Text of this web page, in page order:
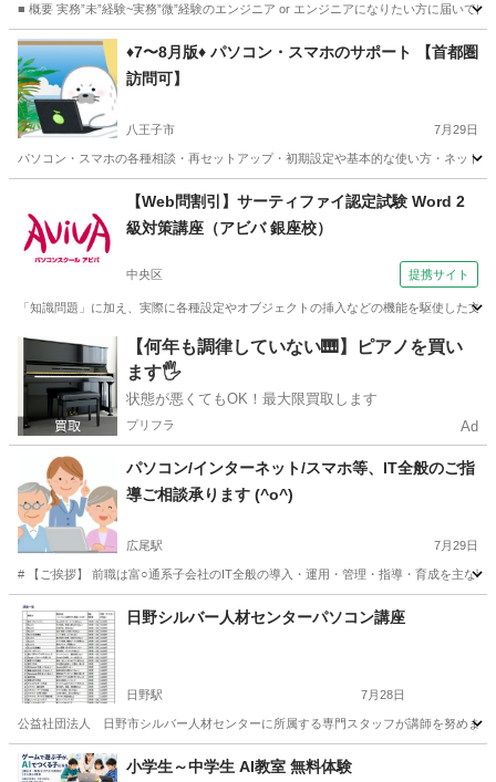
■ 概要 実務”未”経験~実務”微”経験のエンジニア or エンジニアになりたい方に届いて
東京 渋谷区 中目黒駅 プログラミング Java
♦️7〜8月版♦️ パソコン・スマホのサポート 【首都圏
訪問可】
八王子市 7月29日
パソコン・スマホの各種相談・再セットアップ・初期設定や基本的な使い方・ネット
その他
【Web問割引】サーティファイ認定試験 Word 2
級対策講座（アビバ 銀座校）
中央区 提携サイト
「知識問題」に加え、実際に各種設定やオブジェクトの挿入などの機能を駆使した
東京 中央区 ワード
【何年も調律していない🎹】ピアノを買い
ます🖐️
状態が悪くてもOK！最大限買取します
プリフラ Ad
パソコン/インターネット/スマホ等、IT全般のご指
導ご相談承ります (^o^)
広尾駅 7月29日
# 【ご挨拶】 前職は富○通系子会社のIT全般の導入・運用・管理・指導・育成を主な
東京 渋谷区 広尾駅 Windows総合 料金
日野シルバー人材センターパソコン講座
日野駅 7月28日
公益社団法人 日野市シルバー人材センターに所属する専門スタッフが講師を努めま
東京 日野市 日野駅 その他 シルバー人材センター
小学生～中学生 AI教室 無料体験